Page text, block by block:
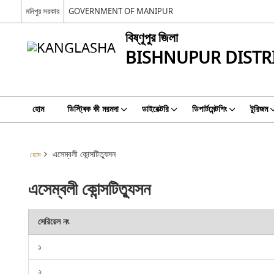
মনিপুর সরকার GOVERNMENT OF MANIPUR
বিষ্ণূপুর জিলা
BISHNUPUR
হোম ডিস্ট্ৰিক কী মরমদা ডাইরেক্টরি ডিপার্টমেন্টশিং টুরিজম
হোম এসেম্বলী কোন্সটিত্যুসন
এসেম্বলী কোন্সটিত্যুসন
সেরিয়েল নং
১